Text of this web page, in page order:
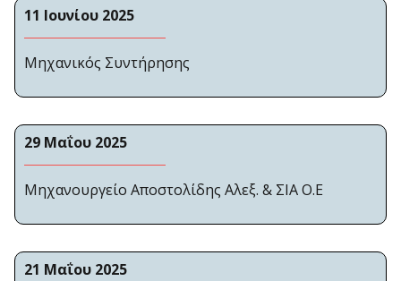
11 Ιουνίου 2025
Μηχανικός Συντήρησης
29 Μαΐου 2025
Μηχανουργείο Αποστολίδης Αλεξ. & ΣΙΑ Ο.Ε
21 Μαΐου 2025